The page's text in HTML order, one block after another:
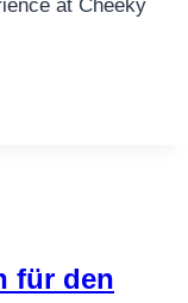
at Cheeky
für den